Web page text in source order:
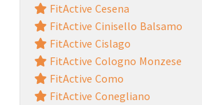
FitActive Cesena
FitActive Cinisello Balsamo
FitActive Cislago
FitActive Cologno Monzese
FitActive Como
FitActive Conegliano